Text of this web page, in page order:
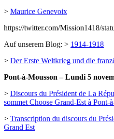
> Maurice Genevoix
https://twitter.com/Mission1418/
Auf unserem Blog: > 1914-1918
> Der Erste Weltkrieg und die
Pont-à-Mousson – Lundi 5
> Discours du Président de La
sommet Choose Grand-Est à Pont-
> Transcription du discours du
Grand Est